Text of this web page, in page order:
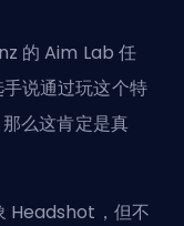
的 Aim Lab 任
说通过玩这个特
么这肯定是真
Headshot，但不